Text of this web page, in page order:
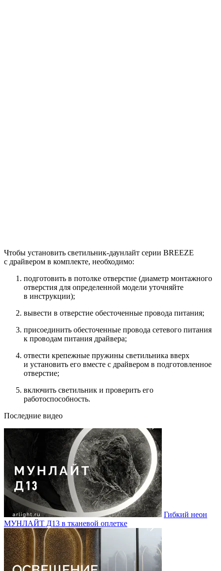
Чтобы установить светильник-даунлайт серии BREEZE
с драйвером в комплекте, необходимо:
подготовить в потолке отверстие (диаметр монтажного
отверстия для определенной модели уточняйте
в инструкции);
вывести в отверстие обесточенные провода питания;
присоединить обесточенные провода сетевого питания
к проводам питания драйвера;
отвести крепежные пружины светильника вверх
и установить его вместе с драйвером в подготовленное
отверстие;
включить светильник и проверить его
работоспособность.
Последние видео
Гибкий неон
МУНЛАЙТ Д13 в тканевой оплетке